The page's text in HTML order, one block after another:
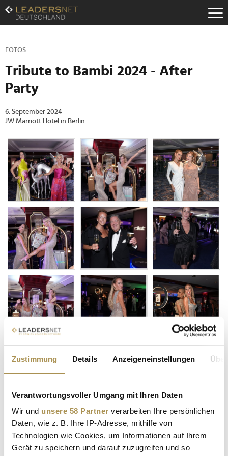
Zustimmung Details Anzeigeneinstellungen
Verantwortungsvoller Umgang mit Ihren Daten
Wir und unsere 58 Partner verarbeiten Ihre persönlichen
Daten, wie z. B. Ihre IP-Adresse, mithilfe von
Technologien wie Cookies, um Informationen auf Ihrem
Gerät zu speichern und darauf zuzugreifen und so
Zum
Inhalt
Zur
Navigation
Hauptnavigation
FOTOS
Tribute to Bambi 2024 - After
Party
6. September 2024
JW Marriott Hotel in Berlin